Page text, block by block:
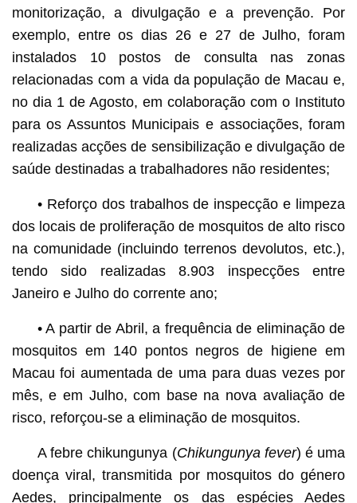
monitorização, a divulgação e a prevenção. Por
exemplo, entre os dias 26 e 27 de Julho, foram
instalados 10 postos de consulta nas zonas
relacionadas com a vida da população de Macau e,
no dia 1 de Agosto, em colaboração com o Instituto
para os Assuntos Municipais e associações, foram
realizadas acções de sensibilização e divulgação de
saúde destinadas a trabalhadores não residentes;
• Reforço dos trabalhos de inspecção e limpeza
dos locais de proliferação de mosquitos de alto risco
na comunidade (incluindo terrenos devolutos, etc.),
tendo sido realizadas 8.903 inspecções entre
Janeiro e Julho do corrente ano;
• A partir de Abril, a frequência de eliminação de
mosquitos em 140 pontos negros de higiene em
Macau foi aumentada de uma para duas vezes por
mês, e em Julho, com base na nova avaliação de
risco, reforçou-se a eliminação de mosquitos.
A febre chikungunya (Chikungunya fever) é uma
doença viral, transmitida por mosquitos do género
Aedes, principalmente os das espécies Aedes